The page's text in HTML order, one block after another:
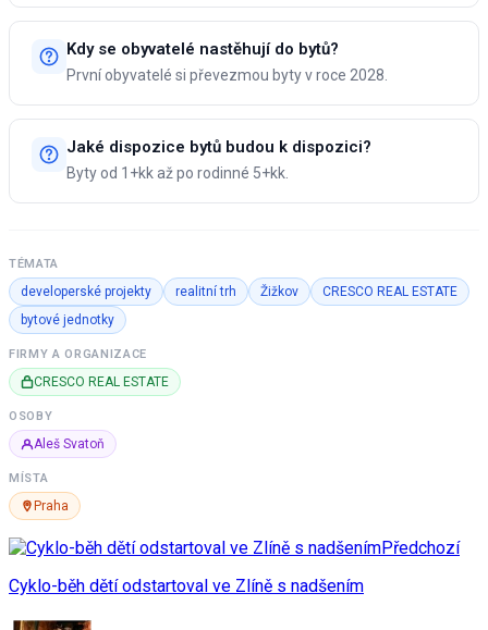
Kdy se obyvatelé nastěhují do bytů?
První obyvatelé si převezmou byty v roce 2028.
Jaké dispozice bytů budou k dispozici?
Byty od 1+kk až po rodinné 5+kk.
TÉMATA
developerské projekty realitní trh Žižkov
CRESCO REAL ESTATE
bytové jednotky
FIRMY A ORGANIZACE
CRESCO REAL ESTATE
OSOBY
Aleš Svatoň
MÍSTA
Praha
Předchozí
Cyklo-běh dětí odstartoval ve Zlíně s nadšením